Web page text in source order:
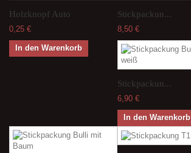
Holzknopf Auto
0,25 €
In den Warenkorb
Stickpackun...
8,50 €
Stickpackun...
6,90 €
In den Warenkorb